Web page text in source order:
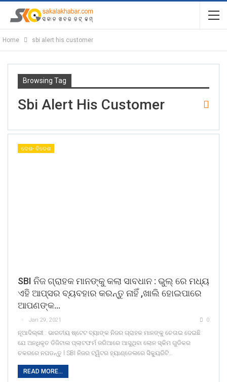
Home sbi alert his customer
Browsing Tag
Sbi Alert His Customer
ଦେଶ- ବିଦେଶ
SBI ନିଜ ଗ୍ରାହକ ମାନଙ୍କୁ କଲା ସାବଧାନ : ଭୁଲ୍ ରେ ମଧ୍ୟ
ଏହି ଆପ୍ସର ବ୍ୟବହାର କରନ୍ତୁ ନାହିଁ ,ଖାଲି ହୋଇପାରେ
ଆପଣଙ୍କ…
Jan 29, 2021 0
ନୂଆଦିଲ୍ଲୀ : ଭାରତୀୟ ଷ୍ଟେଟ ବ୍ୟାଙ୍କ ନିଜର ଗ୍ରାହକ ମାନଙ୍କୁ ଚେତାଇ ଦେଇଛି
ଯେ ଅନଧିକୃତ ଡିଜିଟାଲ ପ୍ଲାଟଫର୍ମ ଜରିଆରେ ଆସୁଥିବା ଲୋନ ସ୍କିମ ଗୁଡିକର
ଚକରରେ ନପଡନ୍ତୁ l SBI ନିଜର ଟ୍ୱିଟର ହ୍ୟାଣ୍ଡେଲରେ ସିକ୍ୟୁରିଟି…
READ MORE...